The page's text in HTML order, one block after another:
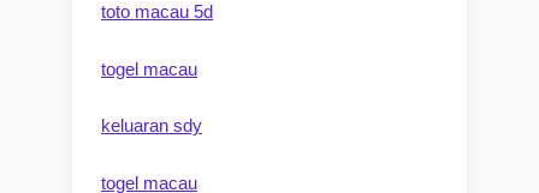
toto macau 5d
togel macau
keluaran sdy
togel macau